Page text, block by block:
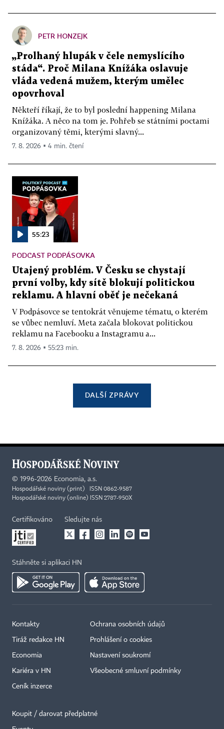
PETR HONZEJK
„Prolhaný hlupák v čele nemyslícího
stáda“. Proč Milana Knížáka oslavuje
vláda vedená mužem, kterým umělec
opovrhoval
Někteří říkají, že to byl poslední happening Milana
Knížáka. A něco na tom je. Pohřeb se státními poctami
organizovaný těmi, kterými slavný...
7. 8. 2026 ▪ 4 min. čtení
55:23
PODCAST PODPÁSOVKA
Utajený problém. V Česku se chystají
první volby, kdy sítě blokují politickou
reklamu. A hlavní oběť je nečekaná
V Podpásovce se tentokrát věnujeme tématu, o kterém
se vůbec nemluví. Meta začala blokovat politickou
reklamu na Facebooku a Instagramu a...
7. 8. 2026 ▪ 55:23 min.
DALŠÍ ZPRÁVY
© 1996-2026 Economia, a.s.
Hospodářské noviny (print) ISSN 0862-9587
Hospodářské noviny (online) ISSN 2787-950X
Certifikováno Sledujte nás
Stáhněte si aplikaci HN
Kontakty
Tiráž redakce HN
Economia
Kariéra v HN
Ceník inzerce
Ochrana osobních údajů
Prohlášení o cookies
Nastavení soukromí
Všeobecné smluvní podmínky
Koupit / darovat předplatné